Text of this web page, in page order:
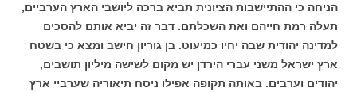
הניחה כי ההתיישבות הציונית תביא ברכה ליושבי הארץ הערביים,
תעלה רמת חייהם ואת השכלתם. דבר זה יביא אותם להסכים
למדינה יהודית שבה יחיו כמיעוט. בן גוריון חישב ומצא כי בשטח
ארץ ישראל משני עברי הירדן יש מקום לשישה מיליון תושבים,
יהודים וערבים. באותה תקופה אפילו ניסח תיאוריה שערביי ארץ